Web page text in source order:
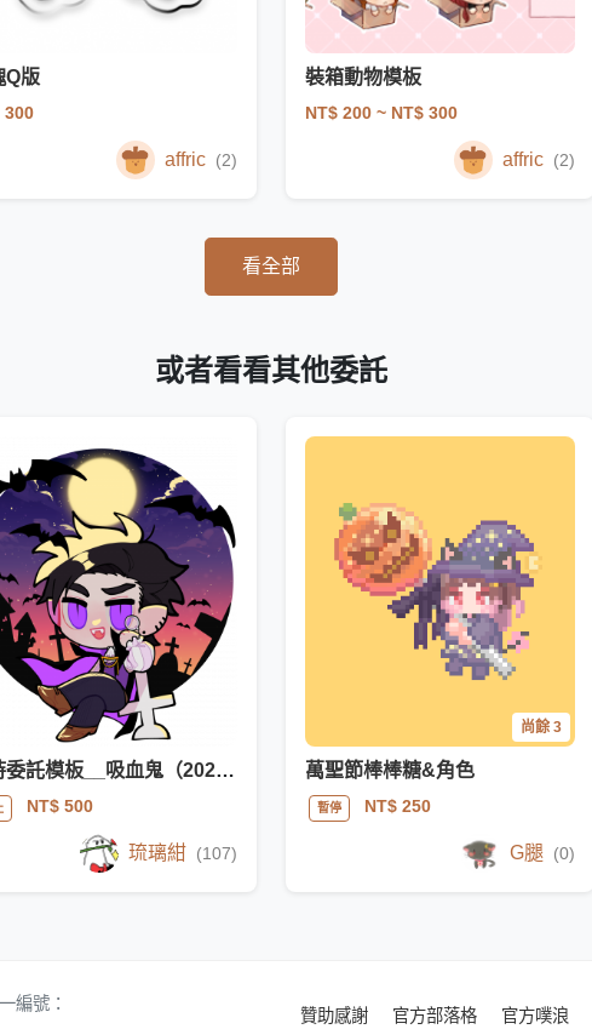
Q版
300
affric (2)
裝箱動物模板
NT$ 200 ~ NT$ 300
affric (2)
看全部
或者看看其他委託
限時委託模板__吸血鬼（2020十月復刻）
NT$ 500
琉璃紺 (107)
尚餘 3
萬聖節棒棒糖&角色
暫停 NT$ 250
G腿 (0)
編號：
贊助感謝 官方部落格 官方噗浪